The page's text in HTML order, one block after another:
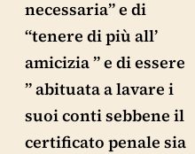
necessaria” e di
“tenere di più all’
amicizia ” e di essere
” abituata a lavare i
suoi conti sebbene il
certificato penale sia